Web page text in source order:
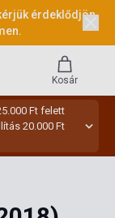
érdeklődjön
Ft felett
20.000 Ft
Kosár